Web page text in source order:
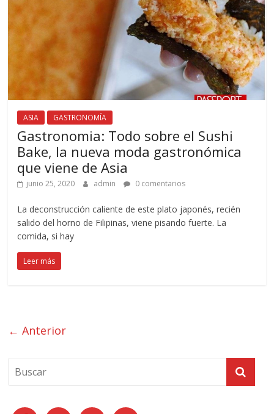
ASIA GASTRONOMÍA
Gastronomia: Todo sobre el Sushi
Bake, la nueva moda gastronómica
que viene de Asia
junio 25, 2020 admin 0 comentarios
La deconstrucción caliente de este plato japonés, recién
salido del horno de Filipinas, viene pisando fuerte. La
comida, si hay
Leer más
← Anterior